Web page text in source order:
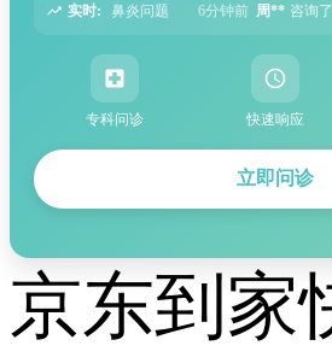
实时:
6分钟前 周** 咨询了胃痛问题 8分钟前 王
专科问诊 快速响应
立即问诊
京东到家